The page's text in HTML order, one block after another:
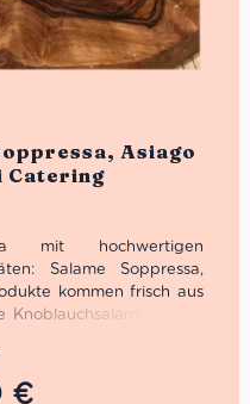
Asiago
Catering
mit hochwertigen
Salame Soppressa,
kommen frisch aus
Asiago
und gegrillte Pilze.
Asiago DOP &
€